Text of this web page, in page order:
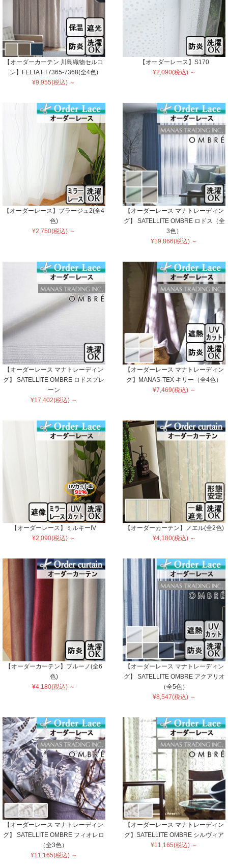
【オーダーカーテン 川島織物セルコ
ン】FELTA FT7365-7368(全4色)
¥9,955(税込) ～
【オーダーレース】S170
¥2,090(税込) ～
【オーダーレース】プラージュ2(全4
色)
¥2,750(税込) ～
【オーダーレース マナトレーディン
グ】 SATELLITE OMBRE ロドス（全
3色）
¥19,866(税込) ～
【オーダーレース マナトレーディン
グ】 SATELLITE OMBRE ロドスプレ
ーン
¥17,402(税込) ～
【オーダーレース マナトレーディン
グ】MANAS-TEX キリー（全4色）
¥7,469(税込) ～
【オーダーレース】ミルキーIV
¥2,090(税込) ～
【オーダーカーテン】ノエル(全2色)
¥4,180(税込) ～
【オーダーカーテン】ブルーノ(全6
色)
¥4,180(税込) ～
【オーダーレース マナトレーディン
グ】 SATELLITE OMBRE アクアリオ
（全5色）
¥8,547(税込) ～
【オーダーレース マナトレーディン
グ】 SATELLITE OMBRE フィオレロ
（全3色）
¥11,165(税込) ～
【オーダーレース マナトレーディン
グ】SATELLITE OMBRE シルヴィア
¥11,165(税込) ～